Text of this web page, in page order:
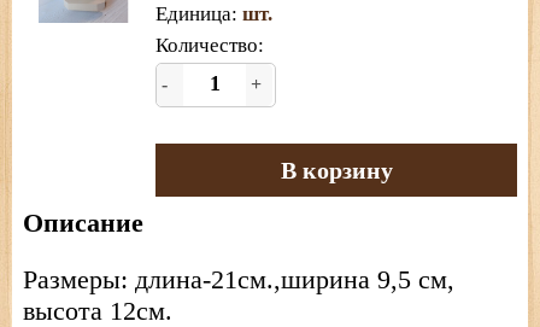
Единица: шт.
Количество:
- +
В корзину
Описание
Размеры: длина-21см.,ширина 9,5 см,
высота 12см.